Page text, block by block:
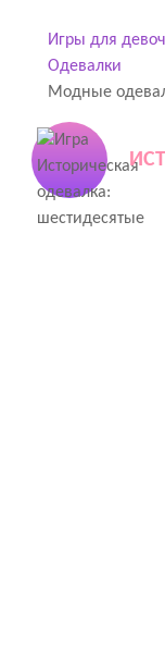
Игры для
Одевалки
Модные